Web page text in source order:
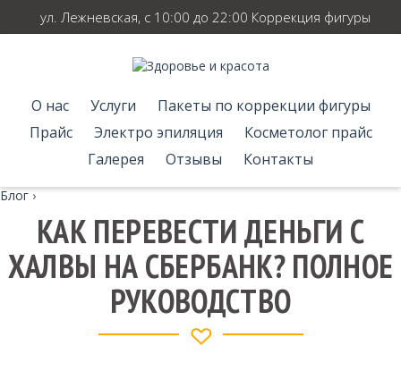
ул. Лежневская, с 10:00 до 22:00 Коррекция фигуры
О нас Услуги
Пакеты по коррекции фигуры
Прайс
Электро эпиляция
Косметолог прайс
Галерея
Отзывы Контакты
Блог ›
КАК ПЕРЕВЕСТИ ДЕНЬГИ С
ХАЛВЫ НА СБЕРБАНК? ПОЛНОЕ
РУКОВОДСТВО